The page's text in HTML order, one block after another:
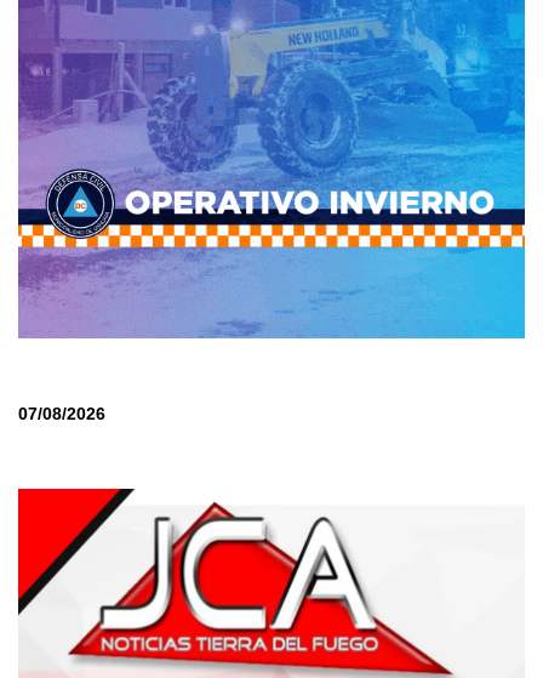
07/08/2026